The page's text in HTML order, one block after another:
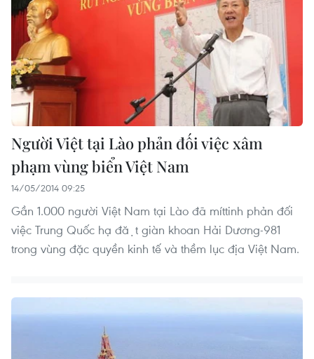
Người Việt tại Lào phản đối việc xâm
phạm vùng biển Việt Nam
14/05/2014 09:25
Gần 1.000 người Việt Nam tại Lào đã míttinh phản đối
việc Trung Quốc hạ đặt giàn khoan Hải Dương-981
trong vùng đặc quyền kinh tế và thềm lục địa Việt Nam.